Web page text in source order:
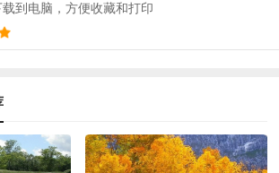
到电脑，方便收藏和打印